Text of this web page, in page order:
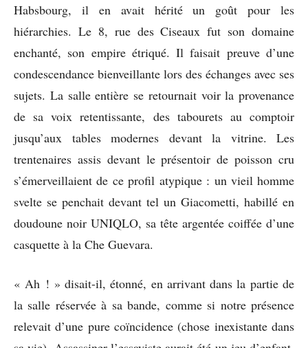
Habsbourg, il en avait hérité un goût pour les
hiérarchies. Le 8, rue des Ciseaux fut son domaine
enchanté, son empire étriqué. Il faisait preuve d’une
condescendance bienveillante lors des échanges avec ses
sujets. La salle entière se retournait voir la provenance
de sa voix retentissante, des tabourets au comptoir
jusqu’aux tables modernes devant la vitrine. Les
trentenaires assis devant le présentoir de poisson cru
s’émerveillaient de ce profil atypique : un vieil homme
svelte se penchait devant tel un Giacometti, habillé en
doudoune noir UNIQLO, sa tête argentée coiffée d’une
casquette à la Che Guevara.
« Ah ! » disait-il, étonné, en arrivant dans la partie de
la salle réservée à sa bande, comme si notre présence
relevait d’une pure coïncidence (chose inexistante dans